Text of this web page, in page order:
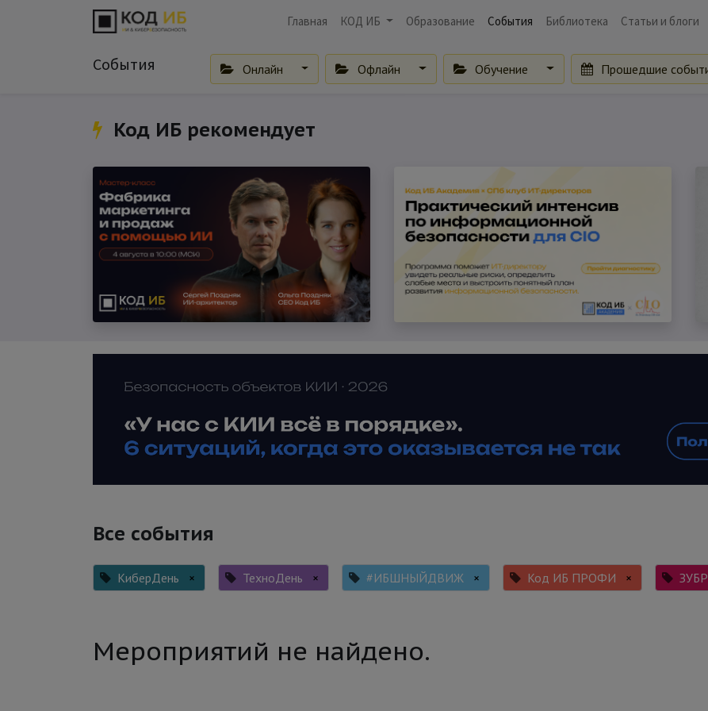
Главная КОД ИБ Образование События Библиотека Статьи и блоги
События Онлайн Офлайн Обучение Прошедшие
Код ИБ рекомендует
Все события
КиберДень × ТехноДень × #ИБШНЫЙДВИЖ × Код ИБ ПРОФИ ×
Мероприятий не найдено.